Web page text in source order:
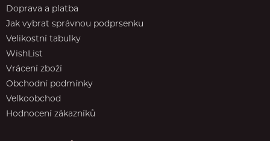
Doprava a platba
Jak vybrat správnou podprsenku
Velikostní tabulky
WishList
Vrácení zboží
Obchodní podmínky
Velkoobchod
Hodnocení zákazníků